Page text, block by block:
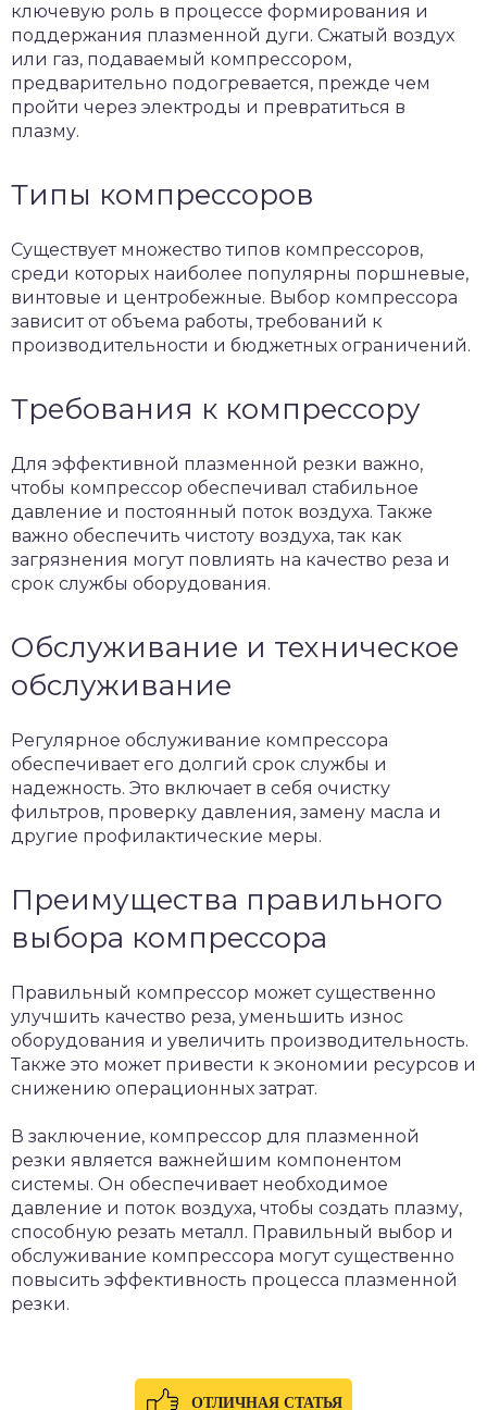
ключевую роль в процессе формирования и
поддержания плазменной дуги. Сжатый воздух
или газ, подаваемый компрессором,
предварительно подогревается, прежде чем
пройти через электроды и превратиться в
плазму.
Типы компрессоров
Существует множество типов компрессоров,
среди которых наиболее популярны поршневые,
винтовые и центробежные. Выбор компрессора
зависит от объема работы, требований к
производительности и бюджетных ограничений.
Требования к компрессору
Для эффективной плазменной резки важно,
чтобы компрессор обеспечивал стабильное
давление и постоянный поток воздуха. Также
важно обеспечить чистоту воздуха, так как
загрязнения могут повлиять на качество реза и
срок службы оборудования.
Обслуживание и техническое
обслуживание
Регулярное обслуживание компрессора
обеспечивает его долгий срок службы и
надежность. Это включает в себя очистку
фильтров, проверку давления, замену масла и
другие профилактические меры.
Преимущества правильного
выбора компрессора
Правильный компрессор может существенно
улучшить качество реза, уменьшить износ
оборудования и увеличить производительность.
Также это может привести к экономии ресурсов и
снижению операционных затрат.
В заключение, компрессор для плазменной
резки является важнейшим компонентом
системы. Он обеспечивает необходимое
давление и поток воздуха, чтобы создать плазму,
способную резать металл. Правильный выбор и
обслуживание компрессора могут существенно
повысить эффективность процесса плазменной
резки.
ОТЛИЧНАЯ СТАТЬЯ